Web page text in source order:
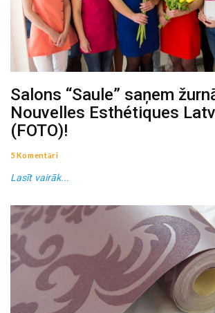
Salons “Saule” saņem
Nouvelles Esthétiques
(FOTO)!
5 Komentāri
Lasīt vairāk...